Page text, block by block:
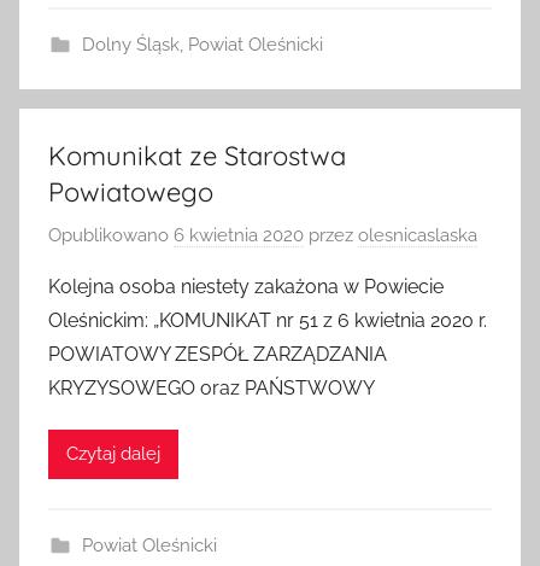
Dolny Śląsk, Powiat Oleśnicki
Komunikat ze Starostwa
Powiatowego
Opublikowano 6 kwietnia 2020 przez olesnicaslaska
Kolejna osoba niestety zakażona w Powiecie
Oleśnickim: „KOMUNIKAT nr 51 z 6 kwietnia 2020 r.
POWIATOWY ZESPÓŁ ZARZĄDZANIA
KRYZYSOWEGO oraz PAŃSTWOWY
Czytaj dalej
Powiat Oleśnicki